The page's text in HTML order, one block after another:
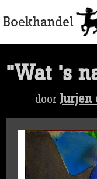
"Wat 's
door Jurjen